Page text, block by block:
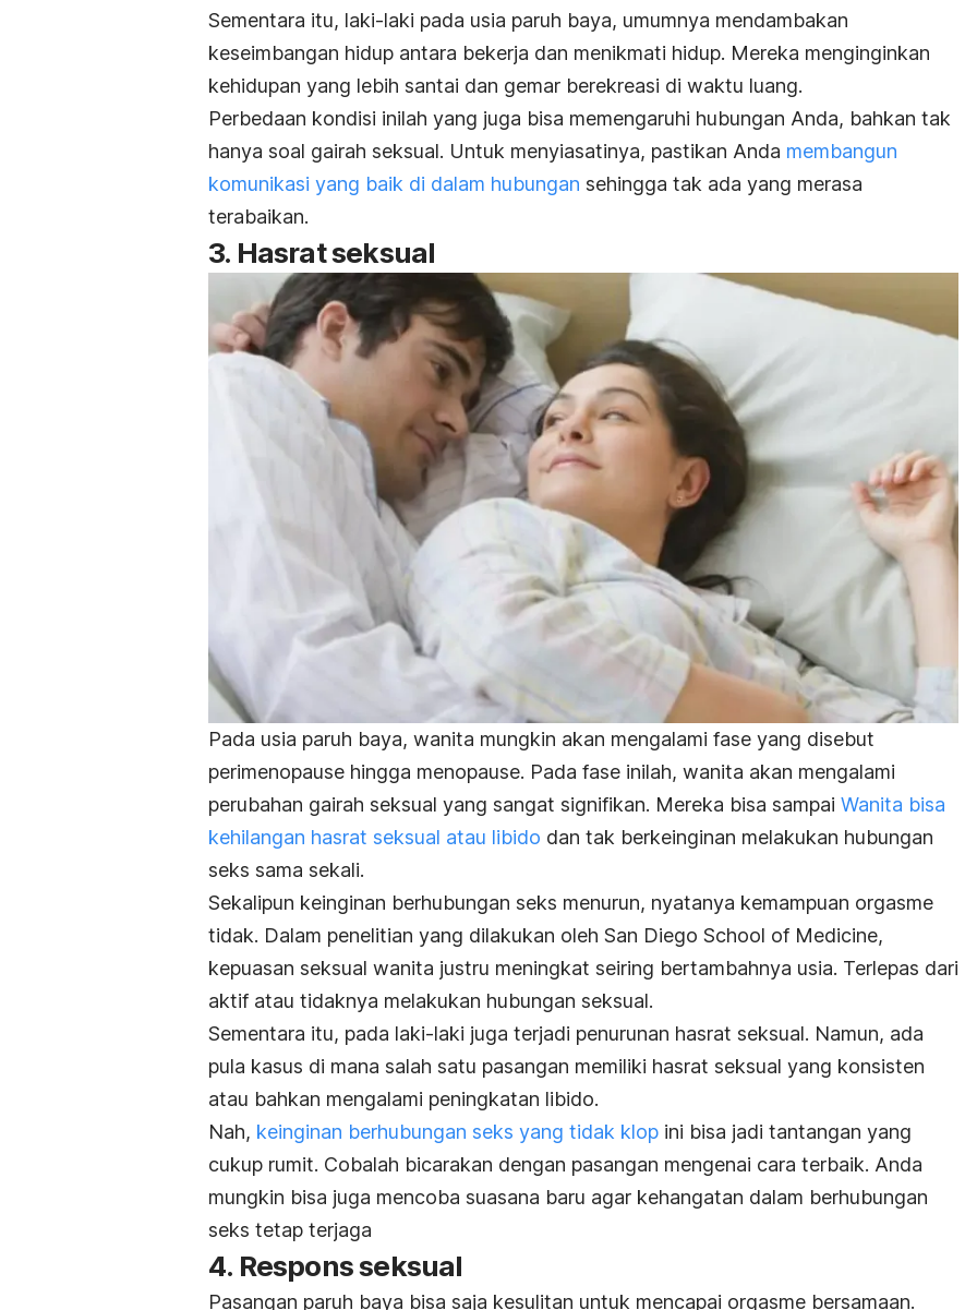
Sementara itu, laki-laki pada usia paruh baya, umumnya mendambakan
keseimbangan hidup antara bekerja dan menikmati hidup. Mereka menginginkan
kehidupan yang lebih santai dan gemar berekreasi di waktu luang.
Perbedaan kondisi inilah yang juga bisa memengaruhi hubungan Anda, bahkan tak
hanya soal gairah seksual. Untuk menyiasatinya, pastikan Anda membangun
komunikasi yang baik di dalam hubungan sehingga tak ada yang merasa
terabaikan.
3. Hasrat seksual
Pada usia paruh baya, wanita mungkin akan mengalami fase yang disebut
perimenopause hingga menopause. Pada fase inilah, wanita akan mengalami
perubahan gairah seksual yang sangat signifikan. Mereka bisa sampai Wanita bisa
kehilangan hasrat seksual atau libido dan tak berkeinginan melakukan hubungan
seks sama sekali.
Sekalipun keinginan berhubungan seks menurun, nyatanya kemampuan orgasme
tidak. Dalam penelitian yang dilakukan oleh San Diego School of Medicine,
kepuasan seksual wanita justru meningkat seiring bertambahnya usia. Terlepas dari
aktif atau tidaknya melakukan hubungan seksual.
Sementara itu, pada laki-laki juga terjadi penurunan hasrat seksual. Namun, ada
pula kasus di mana salah satu pasangan memiliki hasrat seksual yang konsisten
atau bahkan mengalami peningkatan libido.
Nah, keinginan berhubungan seks yang tidak klop ini bisa jadi tantangan yang
cukup rumit. Cobalah bicarakan dengan pasangan mengenai cara terbaik. Anda
mungkin bisa juga mencoba suasana baru agar kehangatan dalam berhubungan
seks tetap terjaga
4. Respons seksual
Pasangan paruh baya bisa saja kesulitan untuk mencapai orgasme bersamaan.